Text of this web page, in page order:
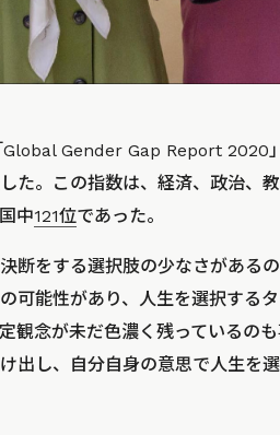
Gender Gap Report 2020
た。この指数は、経済、政治、
中121位であった。
断をする選択肢の少なさがある
可能性があり、人生を選択する
観念が未だ色濃く残っているの
出し、自分自身の意思で人生を